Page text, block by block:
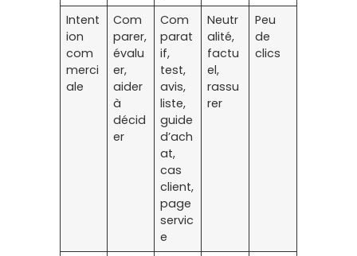
Intent
ion
com
merci
ale
Com
parer,
évalu
er,
aider
à
décid
er
Com
parat
if,
test,
avis,
liste,
guide
d’ach
at,
cas
client,
page
servic
e
Neutr
alité,
factu
el,
rassu
rer
Peu
de
clics